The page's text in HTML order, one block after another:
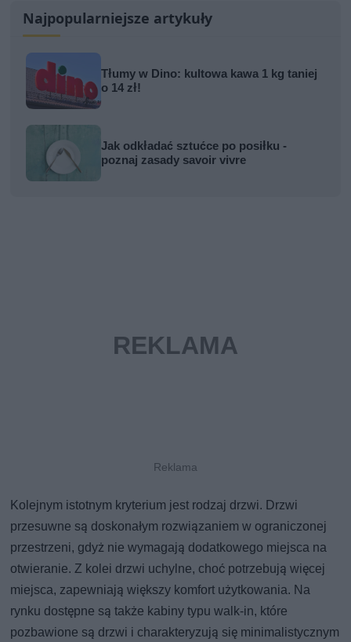
Najpopularniejsze artykuły
Tłumy w Dino: kultowa kawa 1 kg taniej
o 14 zł!
Jak odkładać sztućce po posiłku -
poznaj zasady savoir vivre
Kolejnym istotnym kryterium jest rodzaj drzwi. Drzwi
przesuwne są doskonałym rozwiązaniem w ograniczonej
przestrzeni, gdyż nie wymagają dodatkowego miejsca na
otwieranie. Z kolei drzwi uchylne, choć potrzebują więcej
miejsca, zapewniają większy komfort użytkowania. Na
rynku dostępne są także kabiny typu walk-in, które
pozbawione są drzwi i charakteryzują się minimalistycznym